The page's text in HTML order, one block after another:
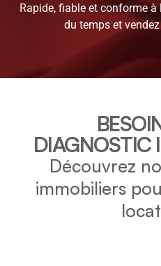
Rapide, fiable et conforme
du temps et
DIAGNOSTIC
Découvrez
immobiliers